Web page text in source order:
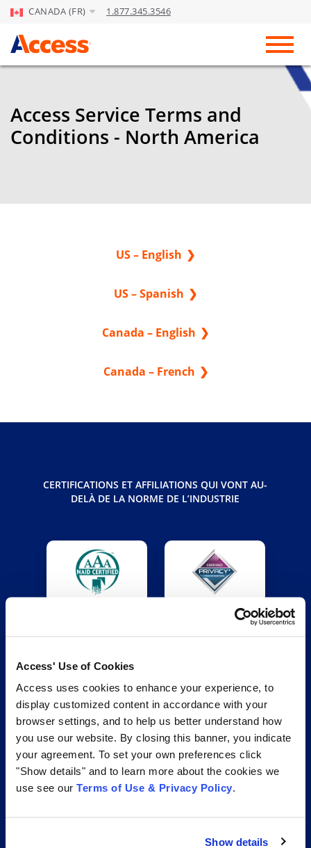
Access' Use of Cookies
Access uses cookies to enhance your experience, to
display customized content in accordance with your
browser settings, and to help us better understand how
you use our website. By closing this banner, you indicate
your agreement. To set your own preferences click
"Show details" and to learn more about the cookies we
use see our Terms of Use & Privacy Policy.
Show details
Skip to Main Content
CANADA (FR) 1.877.345.3546
Access Service Terms and
Conditions - North America
US – English
US – Spanish
Canada – English
Canada – French
CERTIFICATIONS ET AFFILIATIONS QUI VONT AU-
DELÀ DE LA NORME DE L’INDUSTRIE
Access fournit des services, une expertise et des
technologies transformatrices visant à améliorer
aidons les entreprises à gérer et à activer leurs